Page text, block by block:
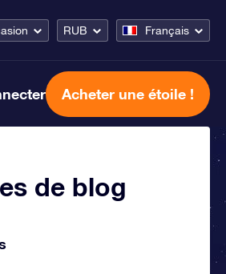
RUB Français
Acheter une étoile !
de blog